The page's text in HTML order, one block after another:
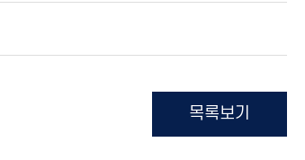
목록보기